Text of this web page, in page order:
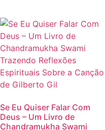
Se Eu Quiser Falar Com
Deus – Um Livro de
Chandramukha Swami